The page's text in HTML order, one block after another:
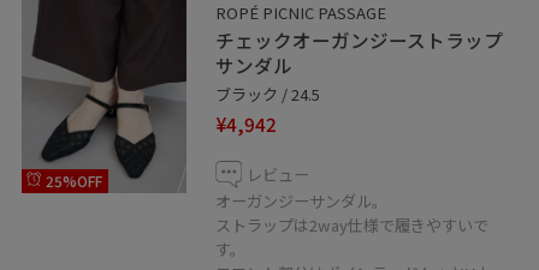
25%OFF
ROPÉ PICNIC PASSAGE
チェックオーガンジーストラップ
サンダル
ブラック / 24.5
¥4,942
レビュー
オーガンジーサンダル。
ストラップは2way仕様で履きやすいで
す。